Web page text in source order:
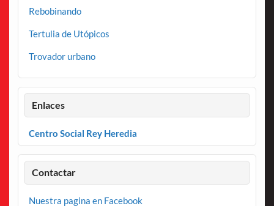
Rebobinando
Tertulia de Utópicos
Trovador urbano
Enlaces
Centro Social Rey Heredia
Contactar
Nuestra pagina en Facebook